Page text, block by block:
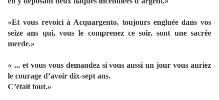
«Et vous revoici à Acquargento, toujours engluée dans vos
seize ans qui, vous le comprenez ce soir, sont une sacrée
merde.»
« ... et vous vous demandez si vous aussi un jour vous auriez
le courage d’avoir dix-sept ans.
C’était tout.»